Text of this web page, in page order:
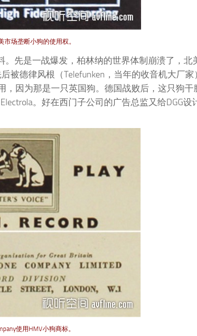
市场垄断小狗的使用权。
先是一战爆发，柏林纳的世界体制崩溃了，北
被德律风根（Telefunken，当年的收音机大厂
因为那是一只英国狗。德国战败后，这只狗干
。好在西门子公司的广告总监又给DGG设
使用HMV小狗商标。